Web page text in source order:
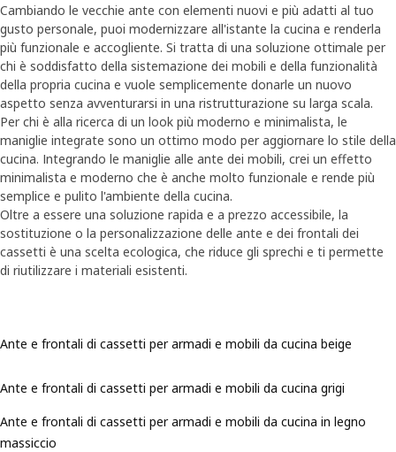
Cambiando le vecchie ante con elementi nuovi e più adatti al tuo
gusto personale, puoi modernizzare all'istante la cucina e renderla
più funzionale e accogliente. Si tratta di una soluzione ottimale per
chi è soddisfatto della sistemazione dei mobili e della funzionalità
della propria cucina e vuole semplicemente donarle un nuovo
aspetto senza avventurarsi in una ristrutturazione su larga scala.
Per chi è alla ricerca di un look più moderno e minimalista, le
maniglie integrate sono un ottimo modo per aggiornare lo stile della
cucina. Integrando le maniglie alle ante dei mobili, crei un effetto
minimalista e moderno che è anche molto funzionale e rende più
semplice e pulito l'ambiente della cucina.
Oltre a essere una soluzione rapida e a prezzo accessibile, la
sostituzione o la personalizzazione delle ante e dei frontali dei
cassetti è una scelta ecologica, che riduce gli sprechi e ti permette
di riutilizzare i materiali esistenti.
Ante e frontali di cassetti per armadi e mobili da cucina beige
Ante e frontali di cassetti per armadi e mobili da cucina grigi
Ante e frontali di cassetti per armadi e mobili da cucina in legno
massiccio